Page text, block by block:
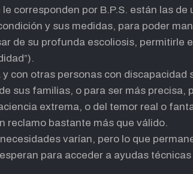
corresponden por B.P.S. están las
y sus medidas, para poder
de su profunda escoliosis, permitirle
con otras personas con
sus familias, o para ser más
extrema, o del temor real o
reclamo bastante más que válido.
varían, pero lo que
para acceder a ayudas